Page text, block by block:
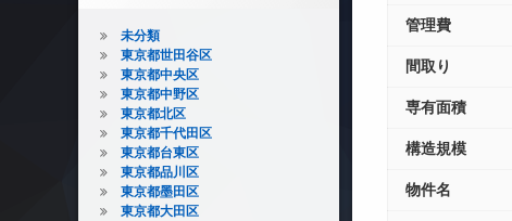
管理費
間取り
専有面積
構造規模
物件名
未分類
東京都世田谷区
東京都中央区
東京都中野区
東京都北区
東京都千代田区
東京都台東区
東京都品川区
東京都墨田区
東京都大田区